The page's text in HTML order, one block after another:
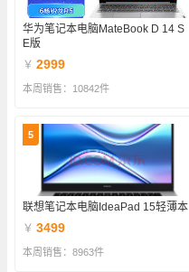
华为笔记本电脑MateBook D 14 S
E版
￥ 2999
本周销售：10842件
5
联想笔记本电脑IdeaPad 15轻薄本
￥ 3499
本周销售：8963件